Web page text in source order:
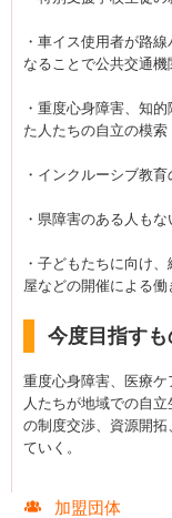
・車イス使用者が路
なることで公共交通機
・重度心身障害、知
た人たちの自立の模索
・インクルーシブ教
・県障害のある人も
・子どもたちに向け
屋などの開催による働
今度目指すも
重度心身障害、医療
人たちが地域での自
の制度交渉、資源開
ていく。
加盟団体